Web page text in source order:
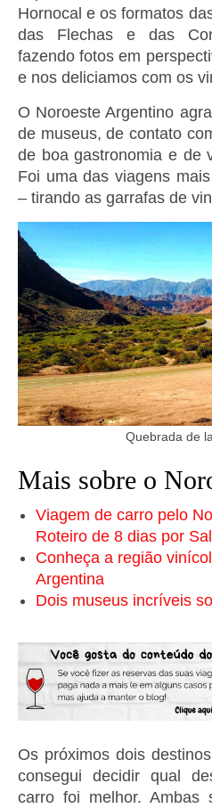
Hornocal e os formatos
das Flechas e das
fazendo fotos em
e nos deliciamos com os
O Noroeste Argentino
de museus, de contato
de boa gastronomia e de
Foi uma das viagens
– tirando as garrafas de
Quebrada de
Mais sobre o
Viagem de carro pelo
Roteiro de 8 dias por
Conheça a região
Argentina
Dois museus incríveis
Os próximos dois
consegui decidir qual
carro foi melhor. Ambas